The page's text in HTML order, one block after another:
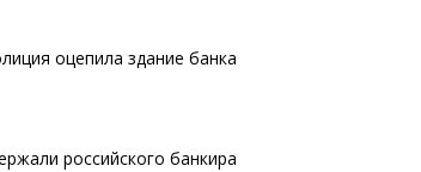
оцепила здание банка
российского банкира